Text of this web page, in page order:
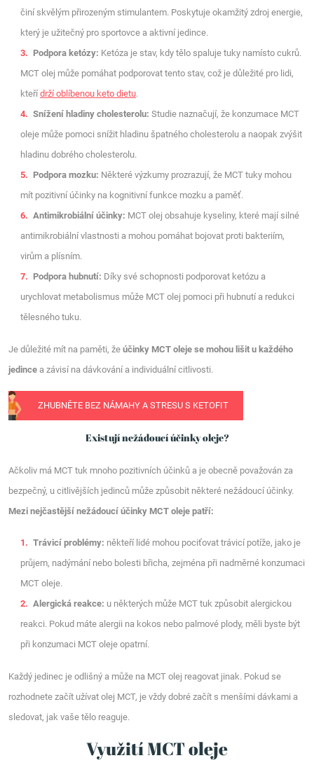
činí skvělým přirozeným stimulantem. Poskytuje okamžitý zdroj energie,
který je užitečný pro sportovce a aktivní jedince.
Podpora ketózy: Ketóza je stav, kdy tělo spaluje tuky namísto cukrů.
MCT olej může pomáhat podporovat tento stav, což je důležité pro lidi,
kteřídrží oblíbenou keto dietu.
Snížení hladiny cholesterolu: Studie naznačují, že konzumace MCT
oleje může pomoci snížit hladinu špatného cholesterolu a naopak zvýšit
hladinu dobrého cholesterolu.
Podpora mozku: Některé výzkumy prozrazují, že MCT tuky mohou
mít pozitivní účinky na kognitivní funkce mozku a paměť.
Antimikrobiální účinky: MCT olej obsahuje kyseliny, které mají silné
antimikrobiální vlastnosti a mohou pomáhat bojovat proti bakteriím,
virům a plísním.
Podpora hubnutí: Díky své schopnosti podporovat ketózu a
urychlovat metabolismus může MCT olej pomoci při hubnutí a redukci
tělesného tuku.
Je důležité mít na paměti, žeúčinky MCT oleje se mohou lišit u každého
jedince a závisí na dávkování a individuální citlivosti.
ZHUBNĚTE BEZ NÁMAHY A STRESU S KETOFIT
Existují nežádoucí účinky oleje?
Ačkoliv má MCT tuk mnoho pozitivních účinků a je obecně považován za
bezpečný, u citlivějších jedinců může způsobit některé nežádoucí účinky.
Mezi nejčastější nežádoucí účinky MCT oleje patří:
Trávicí problémy: někteří lidé mohou pociťovat trávicí potíže, jako je
průjem, nadýmání nebo bolesti břicha, zejména při nadměrné konzumaci
MCT oleje.
Alergická reakce: u některých může MCT tuk způsobit alergickou
reakci. Pokud máte alergii na kokos nebo palmové plody, měli byste být
při konzumaci MCT oleje opatrní.
Každý jedinec je odlišný a může na MCT olej reagovat jinak. Pokud se
rozhodnete začít užívat olej MCT, je vždy dobré začít s menšími dávkami a
sledovat, jak vaše tělo reaguje.
Využití MCT oleje